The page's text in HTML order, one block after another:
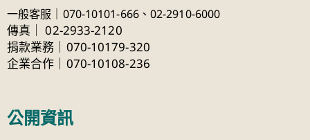
一般客服｜070-10101-666、 02-2910-6000
傳真
02-2933-2120
捐款業務｜070-10179-320
企業合作｜070-10108-236
公開資訊